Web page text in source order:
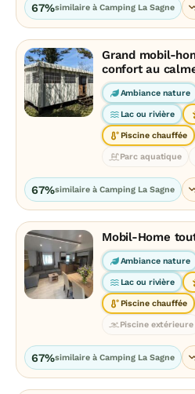
67%similaire à Camping La Sagne
Grand mobil-
confort au
Ambiance nature
Lac ou rivière
Piscine chauffée
Parc aquatique
67%similaire à Camping La Sagne
Mobil-Home
Ambiance nature
Lac ou rivière
Piscine chauffée
Piscine extérieure
67%similaire à Camping La Sagne